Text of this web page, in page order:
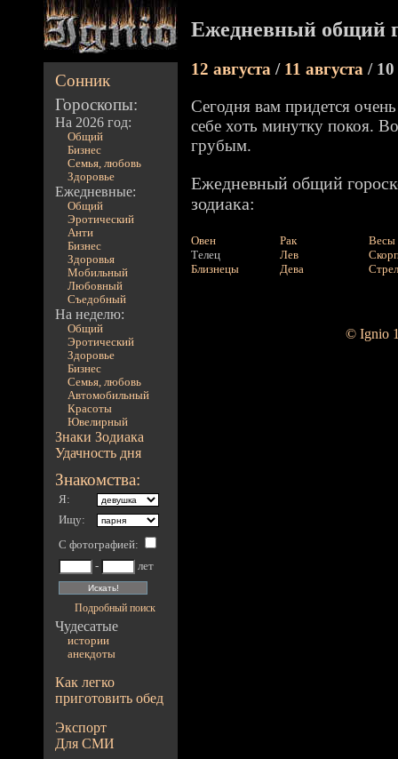
Сонник
Гороскопы:
На 2026 год:
Общий
Бизнес
Семья, любовь
Здоровье
Ежедневные:
Общий
Эротический
Анти
Бизнес
Здоровья
Мобильный
Любовный
Съедобный
На неделю:
Общий
Эротический
Здоровье
Бизнес
Семья, любовь
Автомобильный
Красоты
Ювелирный
Знаки Зодиака
Удачность дня
Знакомства:
Я:
Ищу:
С фотографией:
-
лет
Подробный поиск
Чудесатые
истории
анекдоты
Как легко
приготовить обед
Экспорт
Для СМИ
Ежедневный общий
12 августа / 11 августа / 10
Сегодня вам придется
себе хоть минутку покоя.
грубым.
Ежедневный общий
зодиака:
Овен
Телец
Близнецы
Рак
Лев
Дева
Весы
© Ignio